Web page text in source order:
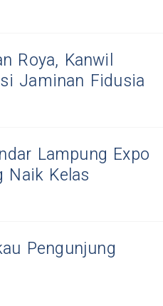
Roya, Kanwil
Jaminan Fidusia
Lampung Expo
Naik Kelas
Pengunjung